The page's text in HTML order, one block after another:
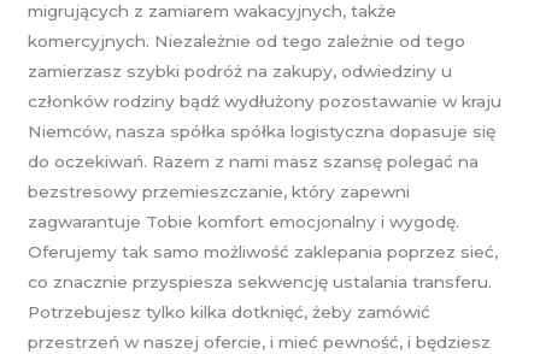
migrujących z zamiarem wakacyjnych, także
komercyjnych. Niezależnie od tego zależnie od tego
zamierzasz szybki podróż na zakupy, odwiedziny u
członków rodziny bądź wydłużony pozostawanie w kraju
Niemców, nasza spółka spółka logistyczna dopasuje się
do oczekiwań. Razem z nami masz szansę polegać na
bezstresowy przemieszczanie, który zapewni
zagwarantuje Tobie komfort emocjonalny i wygodę.
Oferujemy tak samo możliwość zaklepania poprzez sieć,
co znacznie przyspiesza sekwencję ustalania transferu.
Potrzebujesz tylko kilka dotknięć, żeby zamówić
przestrzeń w naszej ofercie, i mieć pewność, i będziesz